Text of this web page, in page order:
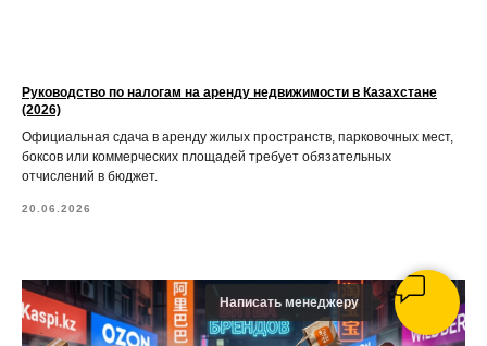
Руководство по налогам на аренду недвижимости в Казахстане
(2026)
Официальная сдача в аренду жилых пространств, парковочных мест,
боксов или коммерческих площадей требует обязательных
отчислений в бюджет.
20.06.2026
Написать менеджеру